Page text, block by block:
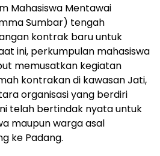
Mahasiswa Mentawai
Sumbar) tengah
kontrak baru untuk
ini, perkumpulan mahasiswa
memusatkan kegiatan
kontrakan di kawasan Jati,
organisasi yang berdiri
telah bertindak nyata untuk
maupun warga asal
ke Padang.